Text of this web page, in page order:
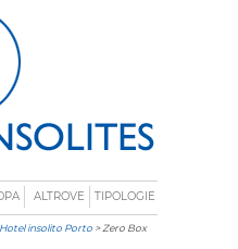
ALTROVE TIPOLOGIE
Hotel insolito Porto > Zero Box